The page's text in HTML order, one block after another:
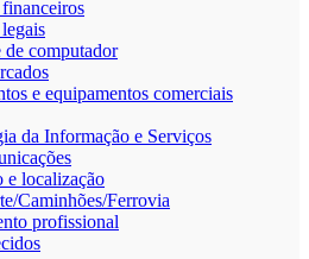
de computador
e equipamentos comerciais
da Informação e Serviços
e localização
Caminhões/Ferrovia
profissional